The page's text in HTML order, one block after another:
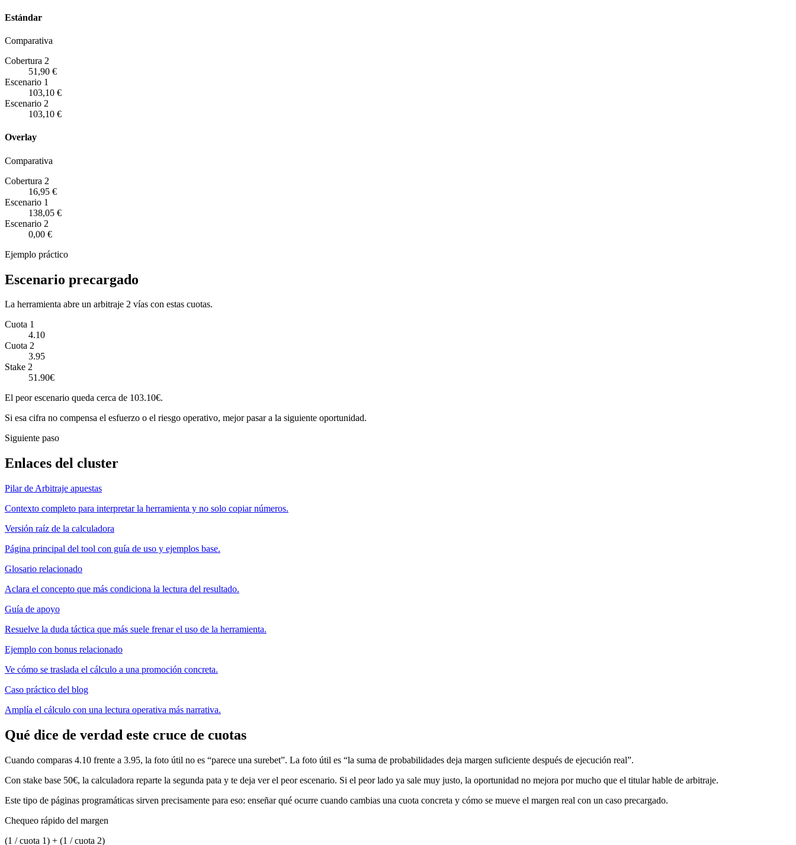
Estándar
Comparativa
Cobertura 2
51,90 €
Escenario 1
103,10 €
Escenario 2
103,10 €
Overlay
Comparativa
Cobertura 2
16,95 €
Escenario 1
138,05 €
Escenario 2
0,00 €
Ejemplo práctico
Escenario precargado
La herramienta abre un arbitraje 2 vías con estas cuotas.
Cuota 1
4.10
Cuota 2
3.95
Stake 2
51.90€
El peor escenario queda cerca de 103.10€.
Si esa cifra no compensa el esfuerzo o el riesgo operativo, mejor pasar a la siguiente oportunidad.
Siguiente paso
Enlaces del cluster
Pilar de Arbitraje apuestas
Contexto completo para interpretar la herramienta y no solo copiar números.
Versión raíz de la calculadora
Página principal del tool con guía de uso y ejemplos base.
Glosario relacionado
Aclara el concepto que más condiciona la lectura del resultado.
Guía de apoyo
Resuelve la duda táctica que más suele frenar el uso de la herramienta.
Ejemplo con bonus relacionado
Ve cómo se traslada el cálculo a una promoción concreta.
Caso práctico del blog
Amplía el cálculo con una lectura operativa más narrativa.
Qué dice de verdad este cruce de cuotas
Cuando comparas 4.10 frente a 3.95, la foto útil no es “parece una surebet”. La foto útil es “la suma de probabilidades deja margen suficiente después de ejecución real”.
Con stake base 50€, la calculadora reparte la segunda pata y te deja ver el peor escenario. Si el peor lado ya sale muy justo, la oportunidad no mejora por mucho que el titular hable de arbitraje.
Este tipo de páginas programáticas sirven precisamente para eso: enseñar qué ocurre cuando cambias una cuota concreta y cómo se mueve el margen real con un caso precargado.
Chequeo rápido del margen
(1 / cuota 1) + (1 / cuota 2)